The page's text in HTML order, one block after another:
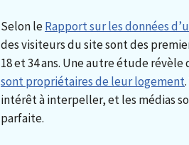
Selon leRapport sur les données
des visiteurs du site sont des
18 et 34 ans. Une autre étude révèle
sont propriétaires de leur logement
intérêt à interpeller, et les médias
parfaite.